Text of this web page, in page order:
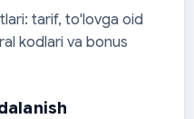
tarif, to'lovga oid
kodlari va bonus